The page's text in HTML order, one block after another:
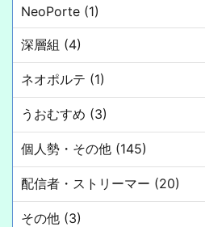
NeoPorte (1)
深層組 (4)
ネオポルテ (1)
うおむすめ (3)
個人勢・その他 (145)
配信者・ストリーマー (20)
その他 (3)